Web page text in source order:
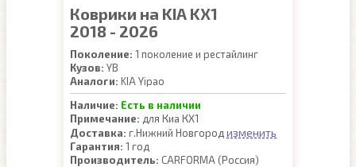
Коврики на KIA KX1
2018 - 2026
Поколение: 1 поколение и рестайлинг
Кузов: YB
Аналоги: KIA Yipao
Наличие: Есть в наличии
Примечание: для Киа КХ1
Доставка: г.Нижний Новгород изменить
Гарантия: 1 год
Производитель: CARFORMA (Россия)